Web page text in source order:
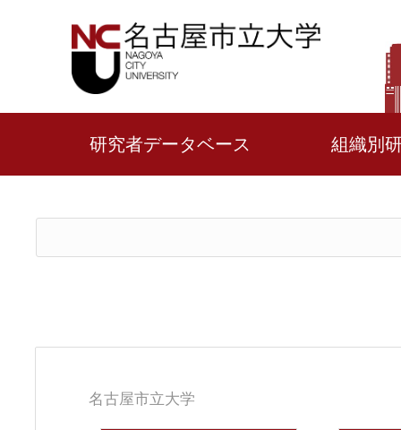
研究者データベース 組織別
名古屋市立大学